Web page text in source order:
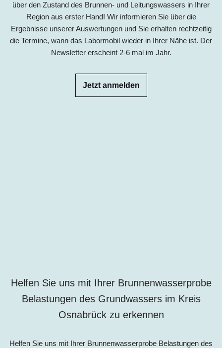
über den Zustand des Brunnen- und Leitungswassers in Ihrer
Region aus erster Hand! Wir informieren Sie über die
Ergebnisse unserer Auswertungen und Sie erhalten rechtzeitig
die Termine, wann das Labormobil wieder in Ihrer Nähe ist. Der
Newsletter erscheint 2-6 mal im Jahr.
Jetzt anmelden
Helfen Sie uns mit Ihrer Brunnenwasserprobe
Belastungen des Grundwassers im Kreis
Osnabrück zu erkennen
Helfen Sie uns mit Ihrer Brunnenwasserprobe Belastungen des